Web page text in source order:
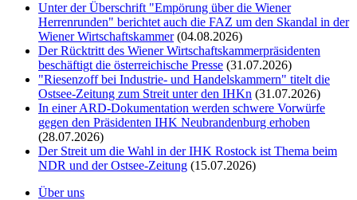
Unter der Überschrift "Empörung über die Wiener
Herrenrunden" berichtet auch die FAZ um den Skandal in der
Wiener Wirtschaftskammer(04.08.2026)
Der Rücktritt des Wiener Wirtschaftskammerpräsidenten
beschäftigt die österreichische Presse (31.07.2026)
"Riesenzoff bei Industrie- und Handelskammern" titelt die
Ostsee-Zeitung zum Streit unter den IHKn (31.07.2026)
In einer ARD-Dokumentation werden schwere Vorwürfe
gegen den Präsidenten IHK Neubrandenburg erhoben
(28.07.2026)
Der Streit um die Wahl in der IHK Rostock ist Thema beim
NDR und der Ostsee-Zeitung (15.07.2026)
Über uns